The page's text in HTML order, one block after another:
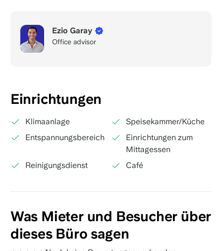
Ezio Garay
Office advisor
Einrichtungen
Klimaanlage
Speisekammer/Küche
Entspannungsbereich
Einrichtungen zum
Mittagessen
Reinigungsdienst
Café
Was Mieter und Besucher über
dieses Büro sagen